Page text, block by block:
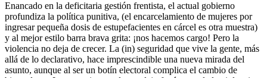
Enancado en la deficitaria gestión frentista, el actual gobierno
profundiza la política punitiva, (el encarcelamiento de mujeres por
ingresar pequeña dosis de estupefacientes en cárcel es otra muestra)
y al mejor estilo barra brava grita: ¡nos hacemos cargo! Pero la
violencia no deja de crecer. La (in) seguridad que vive la gente, más
allá de lo declarativo, hace imprescindible una nueva mirada del
asunto, aunque al ser un botín electoral complica el cambio de